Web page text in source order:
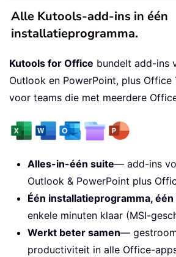
Alle Kutools-add-ins in één
installatieprogramma.
Kutools for Office bundelt add-ins
Outlook en PowerPoint, plus
voor teams die met meerdere
Alles-in-één suite— add-ins
Outlook & PowerPoint plus
Één installatieprogramma,
enkele minuten klaar (MSI-
Werkt beter samen—
productiviteit in alle Office-